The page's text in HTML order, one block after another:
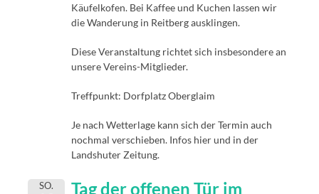
Käufelkofen. Bei Kaffee und Kuchen lassen wir
die Wanderung in Reitberg ausklingen.
Diese Veranstaltung richtet sich insbesondere an
unsere Vereins-Mitglieder.
Treffpunkt: Dorfplatz Oberglaim
Je nach Wetterlage kann sich der Termin auch
nochmal verschieben. Infos hier und in der
Landshuter Zeitung.
SO.
Tag der offenen Tür im